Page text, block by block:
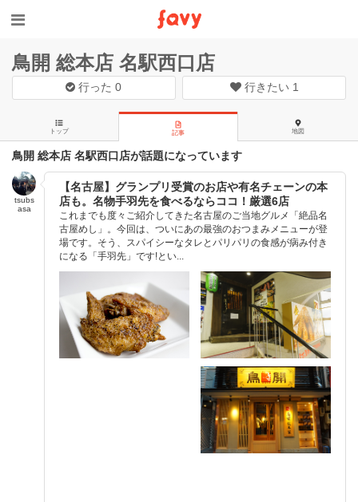
鳥開 総本店 名駅西口店
行った0 行きたい 1
トップ 記事 地図
鳥開 総本店 名駅西口店が話題になっています
tsubs
asa
【名古屋】グランプリ受賞のお店や有名チェーンの本
店も。名物手羽先を食べるならココ！厳選6店
これまでも度々ご紹介してきた名古屋のご当地グルメ「絶品名
古屋めし」。今回は、ついにあの最強のおつまみメニューが登
場です。そう、スパイシーなタレとパリパリの食感が病み付き
になる「手羽先」です!とい...